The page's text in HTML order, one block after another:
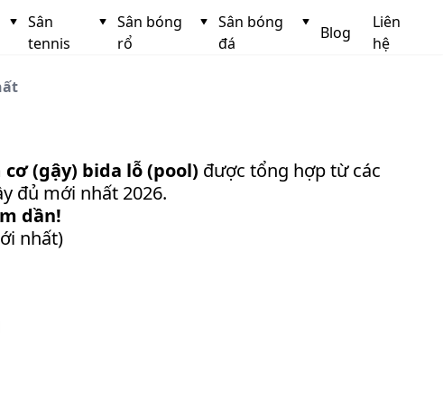
Sân
tennis
Sân bóng
rổ
Sân bóng
đá
Blog
Liên
hệ
cơ(gậy) bida lỗ (pool) được tổng hợp từ các
đủ mới nhất 2026.
dần!
nhất)